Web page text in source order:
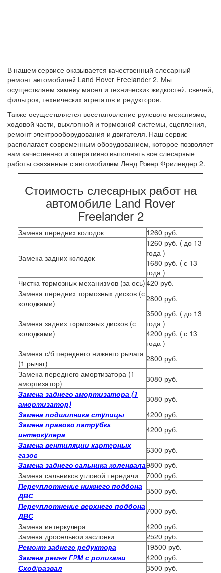
В нашем сервисе оказывается качественный слесарный
ремонт автомобилей Land Rover Freelander 2. Мы
осуществляем замену масел и технических жидкостей, свечей,
фильтров, технических агрегатов и редукторов.
Также осуществляется восстановление рулевого механизма,
ходовой части, выхлопной и тормозной системы, сцепления,
ремонт электрооборудования и двигателя. Наш сервис
располагает современным оборудованием, которое позволяет
нам качественно и оперативно выполнять все слесарные
работы связанные с автомобилем Ленд Ровер Фрилендер 2.
Стоимость слесарных работ на
автомобиле Land Rover
Freelander 2
Замена передних колодок 1260 руб.
Замена задних колодок
1260 руб. ( до 13
года )
1680 руб. ( с 13
года )
Чистка тормозных механизмов (за ось) 420 руб.
Замена передних тормозных дисков (с
колодками)
2800 руб.
Замена задних тормозных дисков (с
колодками)
3500 руб. ( до 13
года )
4200 руб. ( с 13
года )
Замена с/б переднего нижнего рычага
(1 рычаг)
2800 руб.
Замена переднего амортизатора (1
амортизатор)
3080 руб.
Замена заднего амортизатора (1
амортизатор)
3080 руб.
Замена подшипника ступицы
4200 руб.
Замена правого патрубка
интеркулера
4200 руб.
Замена вентиляции картерных
газов
6300 руб.
Замена заднего сальника коленвала9800 руб.
Замена сальников угловой передачи
7000 руб.
Переуплотнение нижнего поддона
ДВС
3500 руб.
Переуплотнение верхнего поддона
ДВС
7000 руб.
Замена интеркулера
4200 руб.
Замена дросельной заслонки
2520 руб.
Ремонт заднего редуктора
19500 руб.
Замена ремня ГРМ с роликами
4200 руб.
Сход/развал
3500 руб.